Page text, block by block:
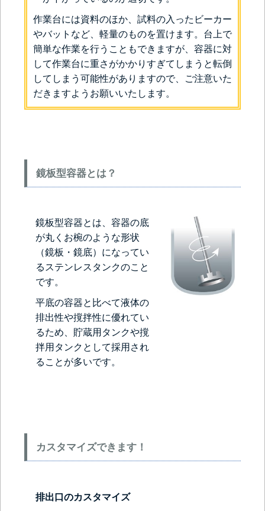
作業台には資料のほか、試料の入ったビーカー
やバットなど、軽量のものを置けます。台上で
簡単な作業を行うこともできますが、容器に対
して作業台に重さがかかりすぎてしまうと転倒
してしまう可能性がありますので、ご注意いた
だきますようお願いいたします。
鏡板型容器とは？
鏡板型容器とは、容器の底
が丸くお椀のような形状
（鏡板・鏡底）になってい
るステンレスタンクのこと
です。
平底の容器と比べて液体の
排出性や撹拌性に優れてい
るため、貯蔵用タンクや撹
拌用タンクとして採用され
ることが多いです。
カスタマイズできます！
排出口のカスタマイズ